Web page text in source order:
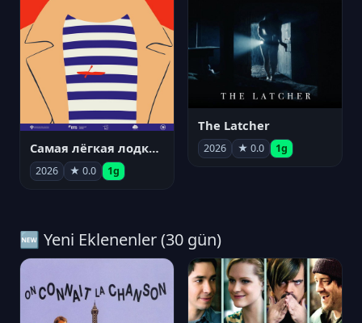
Самая лёгкая лодка в мире
2026 ★ 0.0 1g
The Latcher
2026 ★ 0.0 1g
🆕 Yeni Eklenenler (30 gün)